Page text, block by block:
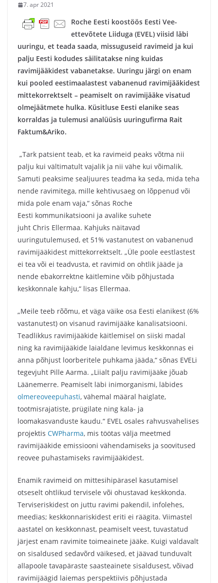
7. apr 2021
Roche Eesti koostöös Eesti Vee-
ettevõtete Liiduga (EVEL) viisid läbi
uuringu, et teada saada, missuguseid ravimeid ja kui
palju Eesti kodudes säilitatakse ning kuidas
ravimijääkidest vabanetakse. Uuringu järgi on enam
kui pooled eestimaalastest vabanenud ravimijääkidest
mittekorrektselt – peamiselt on ravimijääke visatud
olmejäätmete hulka. Küsitluse Eesti elanike seas
korraldas ja tulemusi analüüsis uuringufirma Rait
Faktum&Ariko.
„Tark patsient teab, et ka ravimeid peaks võtma nii
palju kui vältimatult vajalik ja nii vähe kui võimalik.
Samuti peaksime sealjuures teadma ka seda, mida teha
nende ravimitega, mille kehtivusaeg on lõppenud või
mida pole enam vaja,“ sõnas Roche
Eesti kommunikatsiooni ja avalike suhete
juht Chris Ellermaa. Kahjuks näitavad
uuringutulemused, et 51% vastanutest on vabanenud
ravimijääkidest mittekorrektselt. „Üle poole eestlastest
ei tea või ei teadvusta, et ravimid on ohtlik jääde ja
nende ebakorrektne käitlemine võib põhjustada
keskkonnale kahju,“ lisas Ellermaa.
„Meile teeb rõõmu, et väga väike osa Eesti elanikest (6%
vastanutest) on visanud ravimijääke kanalisatsiooni.
Teadlikkus ravimijääkide käitlemisel on siiski madal
ning ka ravimijääkide laialdane levimus keskkonnas ei
anna põhjust loorberitele puhkama jääda,“ sõnas EVELi
tegevjuht Pille Aarma. „Liialt palju ravimijääke jõuab
Läänemerre. Peamiselt läbi inimorganismi, läbides
olmereoveepuhasti, vähemal määral haiglate,
tootmisrajatiste, prügilate ning kala- ja
loomakasvanduste kaudu.“ EVEL osales rahvusvahelises
projektis CWPharma, mis töötas välja meetmed
ravimijääkide emissiooni vähendamiseks ja soovitused
reovee puhastamiseks ravimijääkidest.
Enamik ravimeid on mittesihipärasel kasutamisel
otseselt ohtlikud tervisele või ohustavad keskkonda.
Terviseriskidest on juttu ravimi pakendil, infolehes,
meedias; keskkonnariskidest eriti ei räägita. Viimastel
aastatel on keskkonnast, peamiselt veest, tuvastatud
järjest enam ravimite toimeainete jääke. Kuigi valdavalt
on sisaldused sedavõrd väikesed, et jäävad tunduvalt
allapoole tavapäraste saasteainete sisaldusest, võivad
ravimijäägid laiemas perspektiivis põhjustada